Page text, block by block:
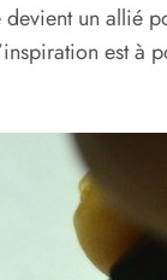
un allié
est à